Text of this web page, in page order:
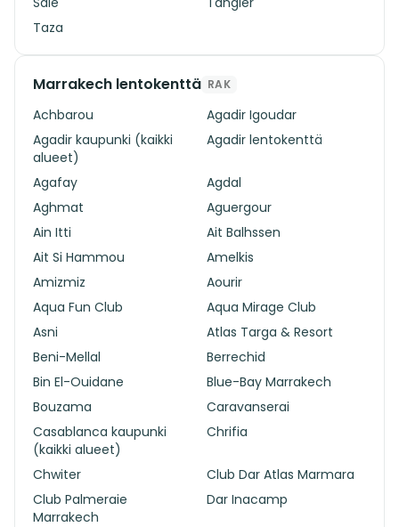
Taza
Marrakech lentokenttä RAK
Achbarou
Agadir Igoudar
Agadir kaupunki (kaikki
alueet)
Agadir lentokenttä
Agafay
Agdal
Aghmat
Aguergour
Ain Itti
Ait Balhssen
Ait Si Hammou
Amelkis
Amizmiz
Aourir
Aqua Fun Club
Aqua Mirage Club
Asni
Atlas Targa & Resort
Beni-Mellal
Berrechid
Bin El-Ouidane
Blue-Bay Marrakech
Bouzama
Caravanserai
Casablanca kaupunki
(kaikki alueet)
Chrifia
Chwiter
Club Dar Atlas Marmara
Club Palmeraie
Marrakech
Dar Inacamp